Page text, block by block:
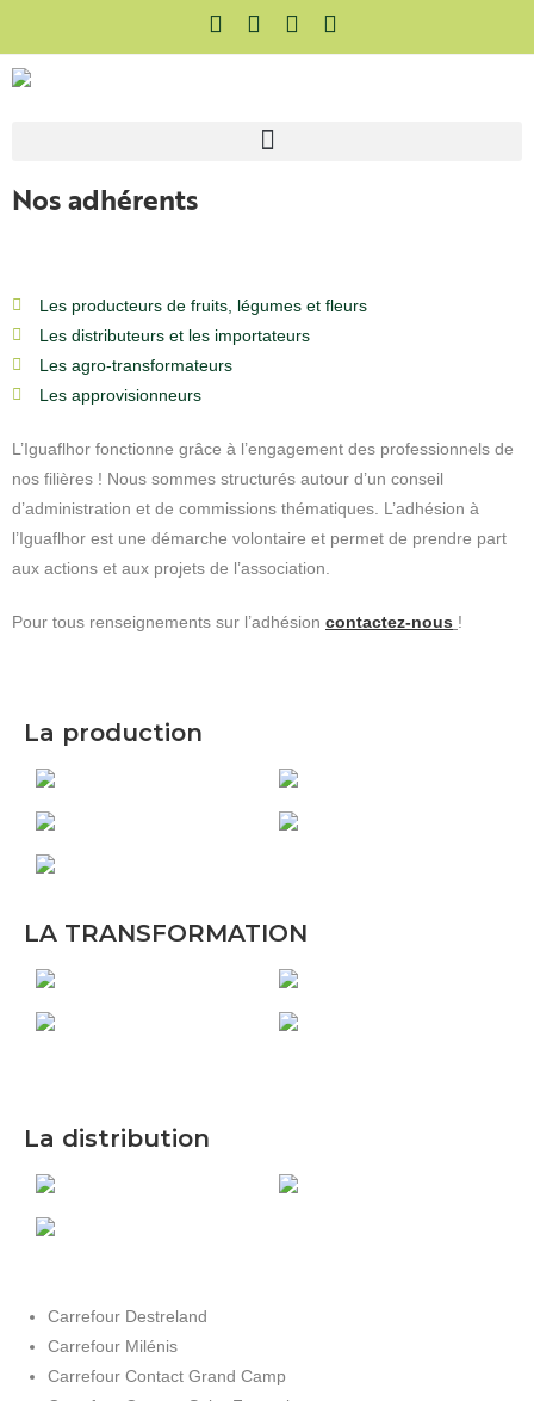
Nos adhérents
Les producteurs de fruits, légumes et fleurs
Les distributeurs et les importateurs
Les agro-transformateurs
Les approvisionneurs
L’Iguaflhor fonctionne grâce à l’engagement des professionnels de
nos filières ! Nous sommes structurés autour d’un conseil
d’administration et de commissions thématiques. L’adhésion à
l’Iguaflhor est une démarche volontaire et permet de prendre part
aux actions et aux projets de l’association.
Pour tous renseignements sur l’adhésion contactez-nous !
La production
LA TRANSFORMATION
La distribution
Carrefour Destreland
Carrefour Milénis
Carrefour Contact Grand Camp